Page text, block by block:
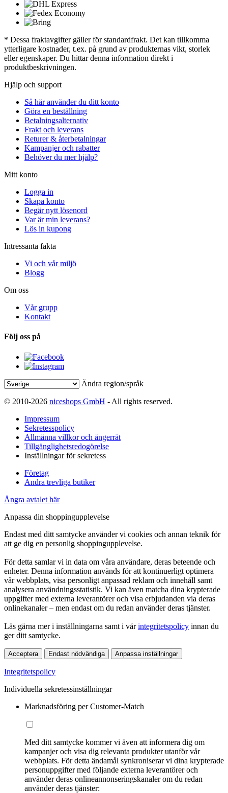
* Dessa fraktavgifter gäller för standardfrakt. Det kan tillkomma
ytterligare kostnader, t.ex. på grund av produkternas vikt, storlek
eller egenskaper. Du hittar denna information direkt i
produktbeskrivningen.
Hjälp och support
Så här använder du ditt konto
Göra en beställning
Betalningsalternativ
Frakt och leverans
Returer & återbetalningar
Kampanjer och rabatter
Behöver du mer hjälp?
Mitt konto
Logga in
Skapa konto
Begär nytt lösenord
Var är min leverans?
Lös in kupong
Intressanta fakta
Vi och vår miljö
Blogg
Om oss
Vår grupp
Kontakt
Följ oss på
Ändra region/språk
© 2010-2026 niceshops GmbH - All rights reserved.
Impressum
Sekretesspolicy
Allmänna villkor och ångerrät
Tillgänglighetsredogörelse
Inställningar för sekretess
Företag
Andra trevliga butiker
Ångra avtalet här
Anpassa din shoppingupplevelse
Endast med ditt samtycke använder vi cookies och annan teknik för
att ge dig en personlig shoppingupplevelse.
För detta samlar vi in data om våra användare, deras beteende och
enheter. Denna information används för att kontinuerligt optimera
vår webbplats, visa personligt anpassad reklam och innehåll samt
analysera användningsstatistik. Vi kan även matcha dina krypterade
uppgifter med externa leverantörer och visa erbjudanden via deras
onlinekanaler – men endast om du redan använder deras tjänster.
Läs gärna mer i inställningarna samt i vårintegritetspolicy innan du
ger ditt samtycke.
Acceptera Endast nödvändiga Anpassa inställningar
Integritetspolicy
Individuella sekretessinställningar
Marknadsföring per Customer-Match
Med ditt samtycke kommer vi även att informera dig om
kampanjer och visa dig relevanta produkter utanför vår
webbplats. För detta ändamål synkroniserar vi dina krypterade
personuppgifter med följande externa leverantörer och
använder deras onlineannonseringskanaler om du redan
använder deras tjänster: